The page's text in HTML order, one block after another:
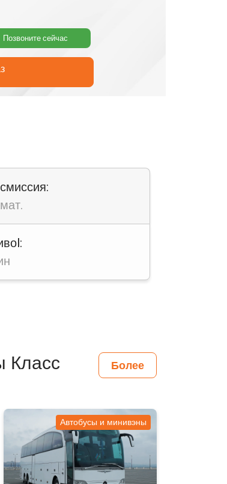
Позвоните сейчас
Класс Более
Автобусы и минивэны